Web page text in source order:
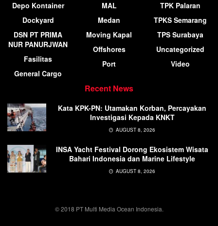
Depo Kontainer
Dockyard
DSN PT PRIMA
NUR PANURJWAN
Fasilitas
General Cargo
MAL
Medan
Moving Kapal
Offshores
Port
TPK Palaran
TPKS Semarang
TPS Surabaya
Uncategorized
Video
Recent News
Kata KPK-PN: Utamakan Korban, Percayakan
Investigasi Kepada KNKT
AUGUST 8, 2026
INSA Yacht Festival Dorong Ekosistem Wisata
Bahari Indonesia dan Marine Lifestyle
AUGUST 8, 2026
© 2018 PT Multi Media Ocean Indonesia.